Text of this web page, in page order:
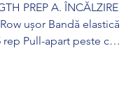
ÎNCĂLZIRE